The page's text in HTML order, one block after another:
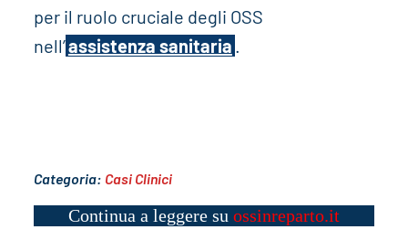
per il ruolo cruciale degli OSS
nell’assistenza sanitaria .
Categoria: Casi Clinici
Continua a leggere su ossinreparto.it